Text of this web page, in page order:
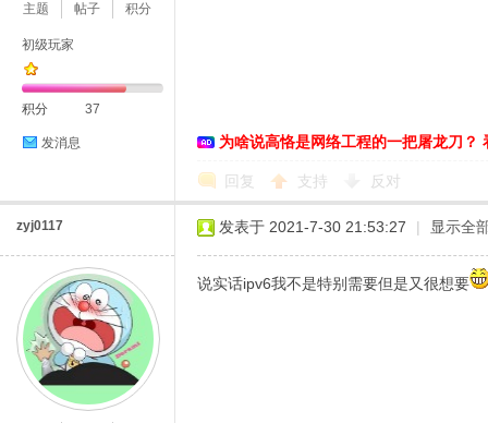
主题
帖子
积分
初级玩家
积分 37
发消息 为啥说高恪是网络工程的一把屠龙刀？
回复 支持 反对
zyj0117 发表于 2021-7-30 21:53:27 | 显示全
说实话ipv6我不是特别需要但是又很想要